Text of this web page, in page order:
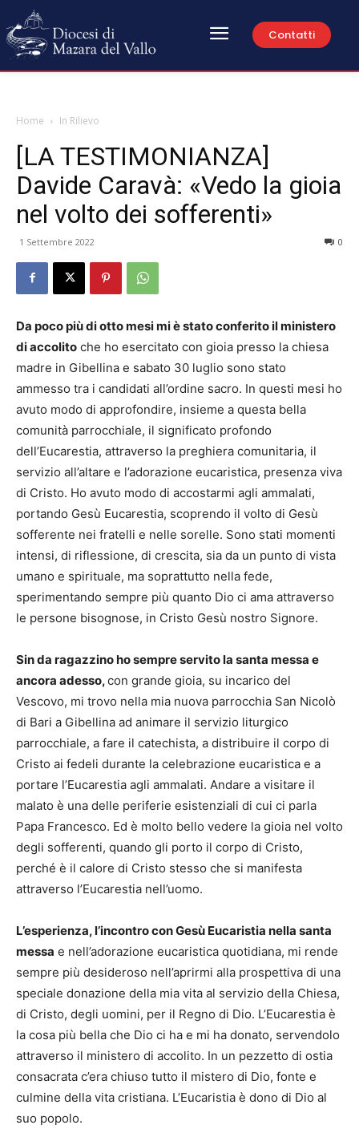
Contatti
Home In Rilievo
[LA TESTIMONIANZA]
Davide Caravà: «Vedo la gioia
nel volto dei sofferenti»
1 Settembre 2022 0
Da poco più di otto mesi mi è stato conferito il ministero
di accolito che ho esercitato con gioia presso la chiesa
madre in Gibellina e sabato 30 luglio sono stato
ammesso tra i candidati all’ordine sacro. In questi mesi ho
avuto modo di approfondire, insieme a questa bella
comunità parrocchiale, il significato profondo
dell’Eucarestia, attraverso la preghiera comunitaria, il
servizio all’altare e l’adorazione eucaristica, presenza viva
di Cristo. Ho avuto modo di accostarmi agli ammalati,
portando Gesù Eucarestia, scoprendo il volto di Gesù
sofferente nei fratelli e nelle sorelle. Sono stati momenti
intensi, di riflessione, di crescita, sia da un punto di vista
umano e spirituale, ma soprattutto nella fede,
sperimentando sempre più quanto Dio ci ama attraverso
le persone bisognose, in Cristo Gesù nostro Signore.
Sin da ragazzino ho sempre servito la santa messa e
ancora adesso,con grande gioia, su incarico del
Vescovo, mi trovo nella mia nuova parrocchia San Nicolò
di Bari a Gibellina ad animare il servizio liturgico
parrocchiale, a fare il catechista, a distribuire il corpo di
Cristo ai fedeli durante la celebrazione eucaristica e a
portare l’Eucarestia agli ammalati. Andare a visitare il
malato è una delle periferie esistenziali di cui ci parla
Papa Francesco. Ed è molto bello vedere la gioia nel volto
degli sofferenti, quando gli porto il corpo di Cristo,
perché è il calore di Cristo stesso che si manifesta
attraverso l’Eucarestia nell’uomo.
L’esperienza, l’incontro con Gesù Eucaristia nella santa
messa e nell’adorazione eucaristica quotidiana, mi rende
sempre più desideroso nell’aprirmi alla prospettiva di una
speciale donazione della mia vita al servizio della Chiesa,
di Cristo, degli uomini, per il Regno di Dio. L’Eucarestia è
la cosa più bella che Dio ci ha e mi ha donato, servendolo
attraverso il ministero di accolito. In un pezzetto di ostia
consacrata c’era chiuso tutto il mistero di Dio, fonte e
culmine della vita cristiana. L’Eucaristia è dono di Dio al
suo popolo.